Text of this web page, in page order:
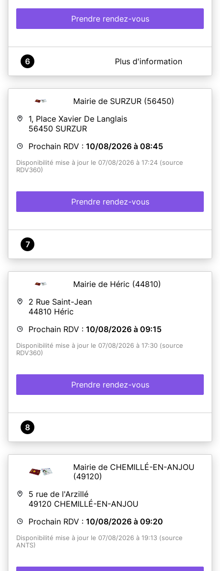
Prendre rendez-vous
A propos de Mairie de Saffré
La mairie n'est pas ouverte pour les rendez-vous de
remise les samedis 2 et 9 mai 2026 et du 11 juillet au 22
6 Plus d'information
Mairie de SURZUR (56450)
1, Place Xavier De Langlais
56450 SURZUR
Prochain RDV : 10/08/2026 à 08:45
Disponibilité mise à jour le 07/08/2026 à 17:24 (source
RDV360)
Prendre rendez-vous
7
Mairie de Héric (44810)
2 Rue Saint-Jean
44810 Héric
Prochain RDV : 10/08/2026 à 09:15
Disponibilité mise à jour le 07/08/2026 à 17:30 (source
RDV360)
Prendre rendez-vous
8
Mairie de CHEMILLÉ-EN-ANJOU
(49120)
5 rue de l'Arzillé
49120 CHEMILLÉ-EN-ANJOU
Prochain RDV : 10/08/2026 à 09:20
Disponibilité mise à jour le 07/08/2026 à 19:13 (source
ANTS)